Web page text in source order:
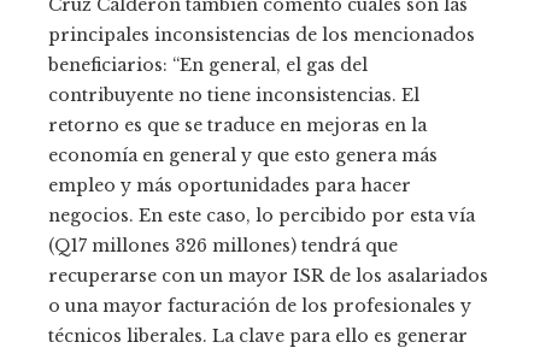
Cruz Calderón también comentó cuáles son las
principales inconsistencias de los mencionados
beneficiarios: “En general, el gas del
contribuyente no tiene inconsistencias. El
retorno es que se traduce en mejoras en la
economía en general y que esto genera más
empleo y más oportunidades para hacer
negocios. En este caso, lo percibido por esta vía
(Q17 millones 326 millones) tendrá que
recuperarse con un mayor ISR de los asalariados
o una mayor facturación de los profesionales y
técnicos liberales. La clave para ello es generar